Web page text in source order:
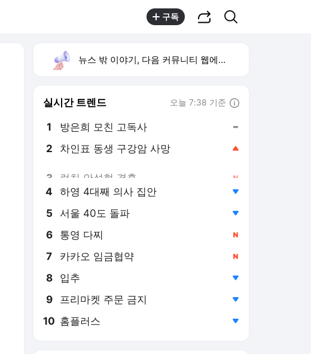
구독
뉴스 밖 이야기, 다음 커뮤니티 웹에서 보기
실시간 트렌드 오늘 7:38 기준
1 방은희 모친 고독사
2 차인표 동생 구강암 사망
4 하영 4대째 의사 집안
5 서울 40도 돌파
6 통영 다찌
7 카카오 임금협약
8 입추
9 프리마켓 주문 금지
10 홈플러스